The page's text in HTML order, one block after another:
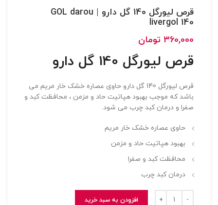
قرص لیورگل 140 گل دارو | GOL darou
livergol 140
360,000 تومان
قرص لیورگل 140 گل دارو
قرص لیورگل 140 گل دارو حاوی عصاره خشک خار مریم می
باشد که موجب بهبود هپاتیت حاد و مزمن ، محافظت کبد و
صفرا و درمان کبد چرب می شود.
حاوی عصاره خشک خار مریم
بهبود هپاتیت حاد و مزمن
محافظت کبد و صفرا
درمان کبد چرب
افزودن به سبد خرید